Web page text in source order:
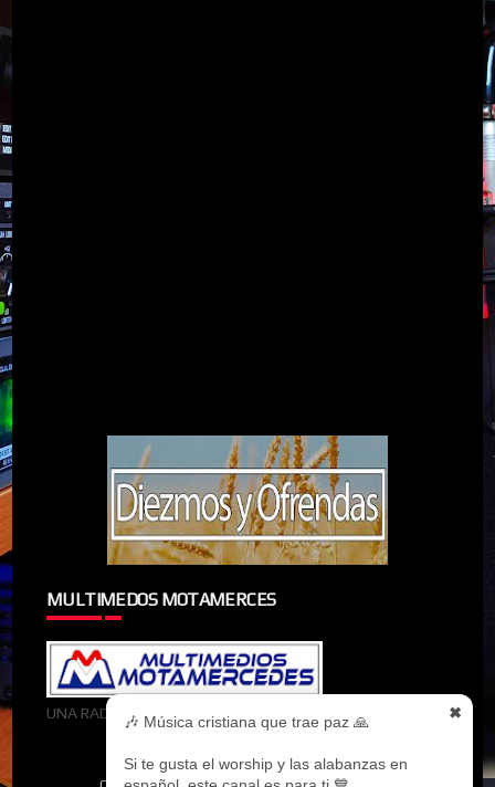
✖
🎶 Música cristiana que trae paz 🙏
Si te gusta el worship y las alabanzas en
MULTIMEDOS MOTAMERCES
UNA RADIOMIEMBRO DE MULTIMEDOS MOTAMERCES